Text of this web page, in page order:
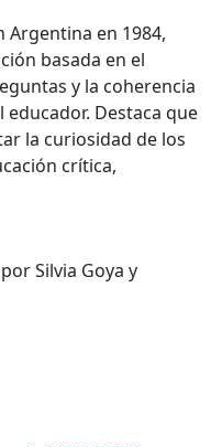
Argentina en 1984,
basada en el
y la coherencia
Destaca que
la curiosidad de los
crítica,
Silvia Goya y